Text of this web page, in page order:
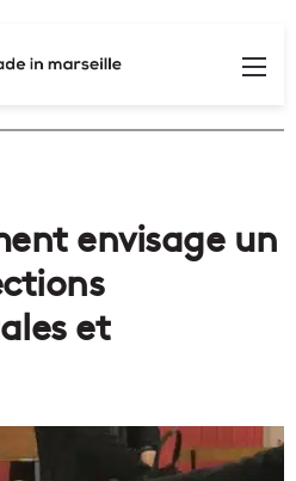
envisage un
et